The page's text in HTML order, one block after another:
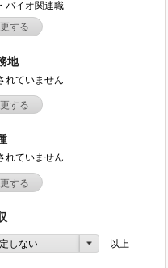
バイオ関連職
する
地
れていません
する
れていません
する
しない 以上